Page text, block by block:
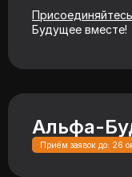
Присоединяйтесь
Будущее вместе!
Альфа-
Приём заявок до: 26